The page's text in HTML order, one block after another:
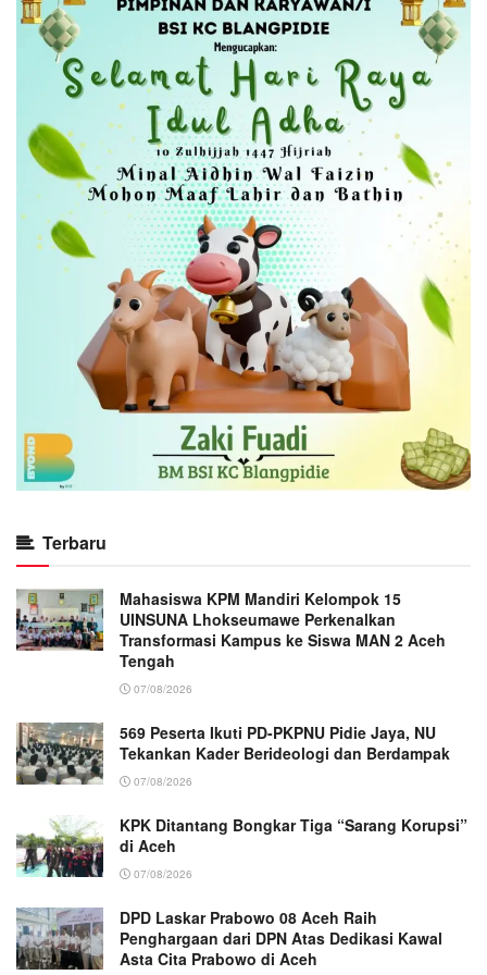
Terbaru
Mahasiswa KPM Mandiri Kelompok 15
UINSUNA Lhokseumawe Perkenalkan
Transformasi Kampus ke Siswa MAN 2 Aceh
Tengah
07/08/2026
569 Peserta Ikuti PD-PKPNU Pidie Jaya, NU
Tekankan Kader Berideologi dan Berdampak
07/08/2026
KPK Ditantang Bongkar Tiga “Sarang Korupsi”
di Aceh
07/08/2026
DPD Laskar Prabowo 08 Aceh Raih
Penghargaan dari DPN Atas Dedikasi Kawal
Asta Cita Prabowo di Aceh